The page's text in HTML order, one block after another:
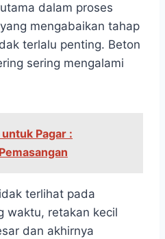
dalam proses
mengabaikan tahap
terlalu penting. Beton
sering mengalami
Pagar :
terlihat pada
waktu, retakan kecil
dan akhirnya